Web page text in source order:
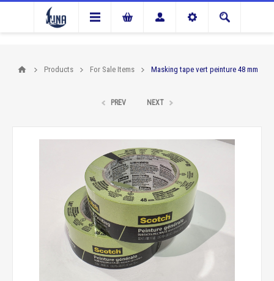
Products For Sale Items Masking tape vert peinture 48 mm
PREV NEXT